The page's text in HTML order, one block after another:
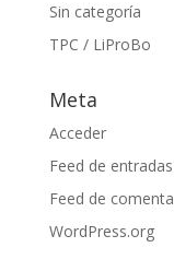
Sin categoría
TPC / LiProBo
Meta
Acceder
Feed de entradas
Feed de
WordPress.org